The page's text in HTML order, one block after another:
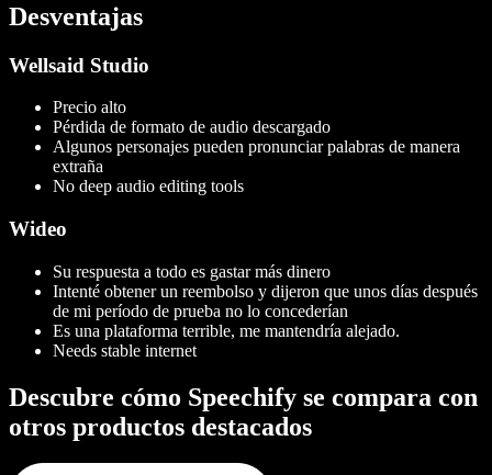
Desventajas
Wellsaid Studio
Precio alto
Pérdida de formato de audio descargado
Algunos personajes pueden pronunciar palabras de manera
extraña
No deep audio editing tools
Wideo
Su respuesta a todo es gastar más dinero
Intenté obtener un reembolso y dijeron que unos días después
de mi período de prueba no lo concederían
Es una plataforma terrible, me mantendría alejado.
Needs stable internet
Descubre cómo Speechify se compara con
otros productos destacados